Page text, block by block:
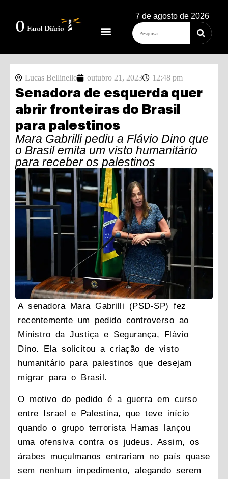
7 de agosto de 2026
Lucas Bellinello outubro 21, 2023 12:48 pm
Senadora de esquerda quer
abrir fronteiras do Brasil
para palestinos
Mara Gabrilli pediu a Flávio Dino que
o Brasil emita um visto humanitário
para receber os palestinos
A senadora Mara Gabrilli (PSD-SP) fez
recentemente um pedido controverso ao
Ministro da Justiça e Segurança, Flávio
Dino. Ela solicitou a criação de visto
humanitário para palestinos que desejam
migrar para o Brasil.
O motivo do pedido é a guerra em curso
entre Israel e Palestina, que teve início
quando o grupo terrorista Hamas lançou
uma ofensiva contra os judeus. Assim, os
árabes muçulmanos entrariam no país quase
sem nenhum impedimento, alegando serem